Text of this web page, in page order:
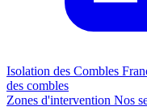
Isolation des Combles
des combles
Zones d'intervention Nos